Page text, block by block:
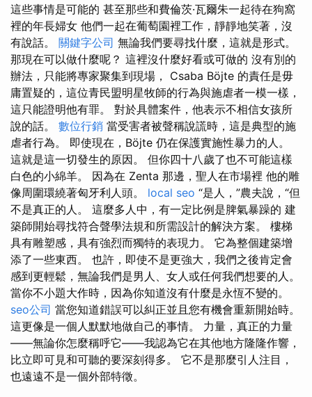
這些事情是可能的 甚至那些和費倫茨·瓦爾朱一起待在狗窩
裡的年長婦女 他們一起在葡萄園裡工作，靜靜地笑著，沒
有說話。 關鍵字公司 無論我們要尋找什麼，這就是形式。
那現在可以做什麼呢？ 這裡沒什麼好看或可做的 沒有別的
辦法，只能將專家聚集到現場， Csaba Böjte 的責任是毋
庸置疑的，這位青民盟明星牧師的行為與施虐者一模一樣，
這只能證明他有罪。 對於具體案件，他表示不相信女孩所
說的話。 數位行銷 當受害者被聲稱說謊時，這是典型的施
虐者行為。 即使現在，Böjte 仍在保護實施性暴力的人。
這就是這一切發生的原因。 但你四十八歲了也不可能這樣
白色的小綿羊。 因為在 Zenta 那邊，聖人在市場裡 他的雕
像周圍環繞著匈牙利人頭。 local seo “是人，”農夫說，“但
不是真正的人。 這麼多人中，有一定比例是脾氣暴躁的 建
築師開始尋找符合聲學法規和所需設計的解決方案。 樓梯
具有雕塑感，具有強烈而獨特的表現力。 它為整個建築增
添了一些東西。 也許，即使不是更強大，我們之後肯定會
感到更輕鬆，無論我們是男人、女人或任何我們想要的人。
當你不小題大作時，因為你知道沒有什麼是永恆不變的。
seo公司 當您知道錯誤可以糾正並且您有機會重新開始時。
這更像是一個人默默地做自己的事情。 力量，真正的力量
——無論你怎麼稱呼它——我認為它在其他地方隆隆作響，
比立即可見和可聽的要深刻得多。 它不是那麼引人注目，
也遠遠不是一個外部特徵。